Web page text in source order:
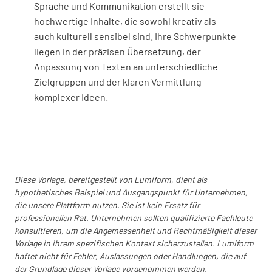
Allgemeine Bemerkungen
Allgemeine Pflege
Allgemeine Pflege - Risiko von Verletzungen
von Amtsträgern, Mitarbeitern, Besuchern
oder Mitgliedern der Öffentlichkeit aufgrund
von:
Sprache und Kommunikation erstellt sie
hochwertige Inhalte, die sowohl kreativ als
auch kulturell sensibel sind. Ihre Schwerpunkte
liegen in der präzisen Übersetzung, der
Anpassung von Texten an unterschiedliche
Zielgruppen und der klaren Vermittlung
komplexer Ideen.
Diese Vorlage, bereitgestellt von Lumiform, dient als
hypothetisches Beispiel und Ausgangspunkt für Unternehmen,
die unsere Plattform nutzen. Sie ist kein Ersatz für
professionellen Rat. Unternehmen sollten qualifizierte Fachleute
konsultieren, um die Angemessenheit und Rechtmäßigkeit dieser
Vorlage in ihrem spezifischen Kontext sicherzustellen. Lumiform
haftet nicht für Fehler, Auslassungen oder Handlungen, die auf
der Grundlage dieser Vorlage vorgenommen werden.